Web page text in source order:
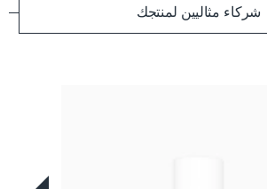
شركاء مثاليين لمنتجك